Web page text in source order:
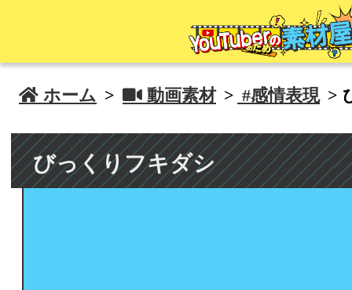
 ホーム >  動画素材 > #感情表現 >
びっくりフキダシ